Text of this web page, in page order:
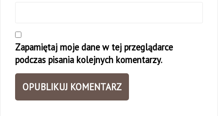
Zapamiętaj moje dane w tej przeglądarce
podczas pisania kolejnych komentarzy.